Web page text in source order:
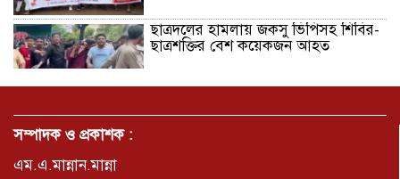
ছাত্রদলের হামলায় জকসু ভিপিসহ শিবির-
ছাত্রশক্তির বেশ কয়েকজন আহত
মির্জাপুর পূর্ব ৮নং ওয়ার্ড বিএনপির
সম্পাদক ও প্রকাশক :
এম.এ.মান্নান.মান্না